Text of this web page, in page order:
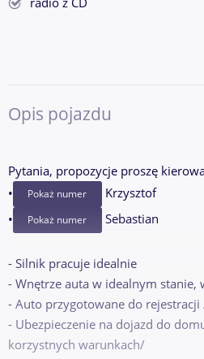
Opis pojazdu
Pytania, propozycje proszę
•
Pokaż numer
Krzysztof
•
Pokaż numer Sebastian
- Silnik pracuje idealnie
- Wnętrze auta w idealnym
- Auto przygotowane do
- Ubezpieczenie na dojazd do
korzystnych warunkach/